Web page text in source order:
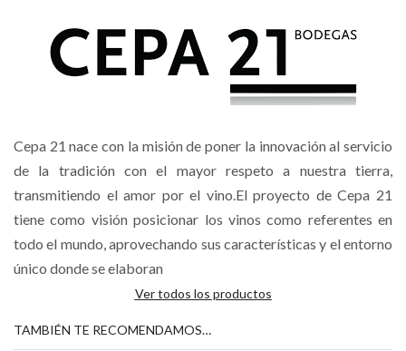
Cepa 21 nace con la misión de poner la innovación al servicio
de la tradición con el mayor respeto a nuestra tierra,
transmitiendo el amor por el vino.El proyecto de Cepa 21
tiene como visión posicionar los vinos como referentes en
todo el mundo, aprovechando sus características y el entorno
único donde se elaboran
Ver todos los productos
TAMBIÉN TE RECOMENDAMOS…